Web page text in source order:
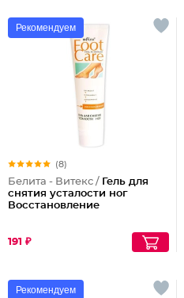
Рекомендуем
(8)
Белита - Витекс / Гель для
снятия усталости ног
Восстановление
191 ₽
Рекомендуем